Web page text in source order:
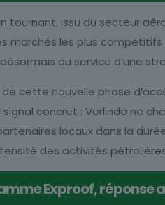
tournant. Issu du secteur
les plus
désormais au service
cette nouvelle phase
concret : Verlinde ne
locaux dans la
des activités
Exproof, réponse